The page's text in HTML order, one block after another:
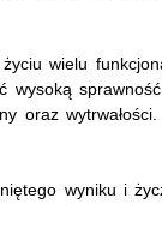
wielu
wysoką
oraz
wyniku i